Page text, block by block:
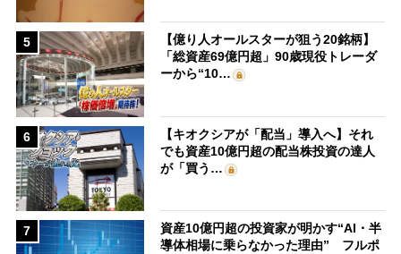
5
【億り人オールスターが狙う20銘柄】
「総資産69億円超」90歳現役トレーダ
ーから“10…
6
【キオクシアが「配当」導入へ】それ
でも資産10億円超の配当株投資の達人
が「買う…
7
資産10億円超の投資家が明かす“AI・半
導体相場に乗らなかった理由” フルポ